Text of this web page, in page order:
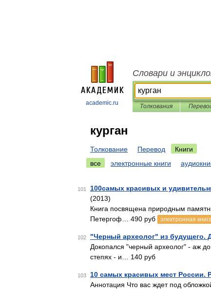
academic.ru
Словари и
Толкования
курган
Толкование Перевод
Книги
все
электронные книги
101 100самых красивых и
(2013)
Книга посвящена природным
Петергоф… 490 руб
электронная
102 "Черный археолог" из будущего.
Докопался "черный археолог" - аж
степях - и… 140 руб
103 10 самых красивых мест России.
Аннотация Что вас ждет под